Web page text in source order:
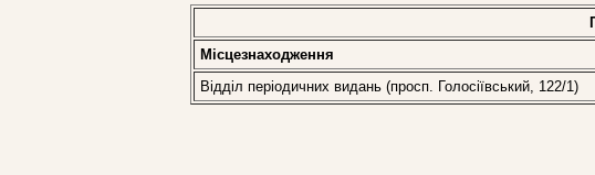
Місцезнаходження
Відділ періодичних видань (просп. Голосіївський, 122/1)